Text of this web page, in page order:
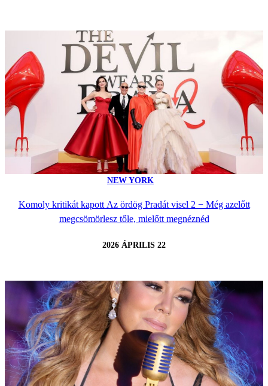
NEW YORK
Komoly kritikát kapott Az ördög Pradát visel 2 − Még azelőtt
megcsömörlesz tőle, mielőtt megnéznéd
2026 ÁPRILIS 22